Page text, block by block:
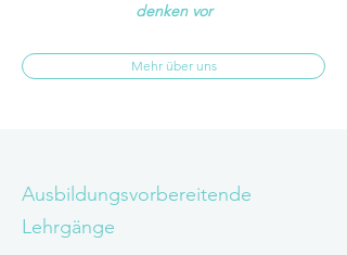
denken vor
Mehr über uns
Ausbildungsvorbereitende
Lehrgänge